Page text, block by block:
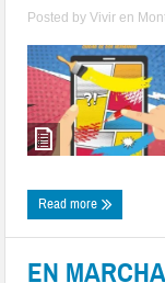
Posted byVivir en
Read more
EN